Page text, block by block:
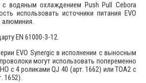
с водяным охлаждением Push Pull Cebora
использовать источники питания EVO
алюминия.
EN 61000-3-12.
EVO Synergic в исполнении с выносным
могут использовать попеременно
с 4 роликами QJ 40 (арт. 1662) или ТОА2 с
1652).